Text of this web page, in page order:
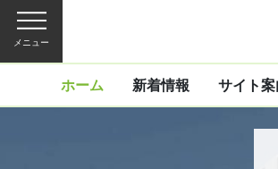
メニュー
ホーム 新着情報 サイト案